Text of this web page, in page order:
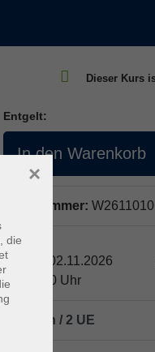
Entgelt:
In den Warenkorb
Kursnummer: W2611010
Mo. 02.11.2026
19:00 Uhr
1 Termin / 2 UE
die
×